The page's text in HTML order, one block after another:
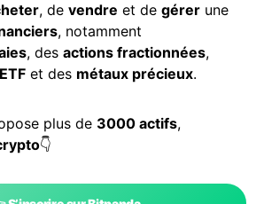
, de vendre et de gérer une
, notamment
, des actions fractionnées,
ETF et des métaux précieux.
plus de 3000 actifs,
👇